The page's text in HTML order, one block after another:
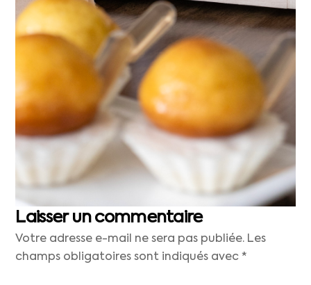
Laisser un commentaire
Votre adresse e-mail ne sera pas publiée. Les
champs obligatoires sont indiqués avec*